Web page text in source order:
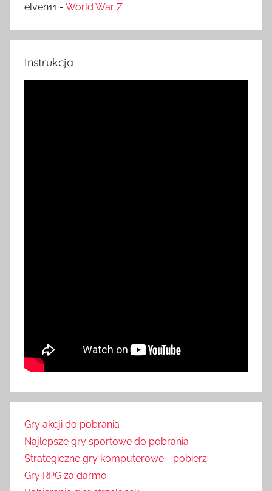
elven11 - World War Z
Instrukcja
Gry akcji do pobrania
Najlepsze gry sportowe do pobrania
Strategiczne gry komputerowe - pobierz
Gry RPG za darmo